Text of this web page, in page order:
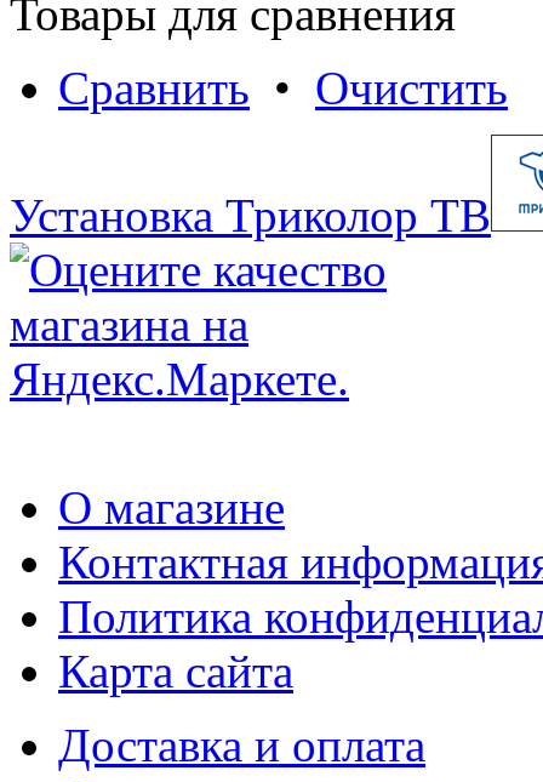
Товары для сравнения
Сравнить • Очистить
Установка Триколор ТВ
О магазине
Контактная
Политика
Карта сайта
Доставка и оплата